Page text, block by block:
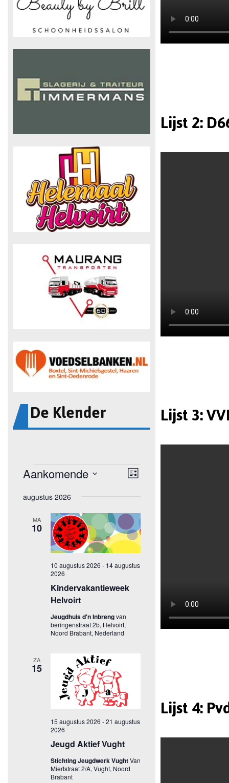
De Klender
Lijst 2:
Lijst 3:
Lijst 4: